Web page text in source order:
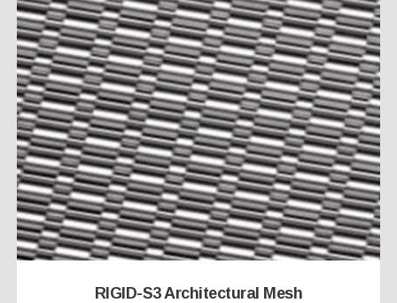
RIGID-S3 Architectural Mesh